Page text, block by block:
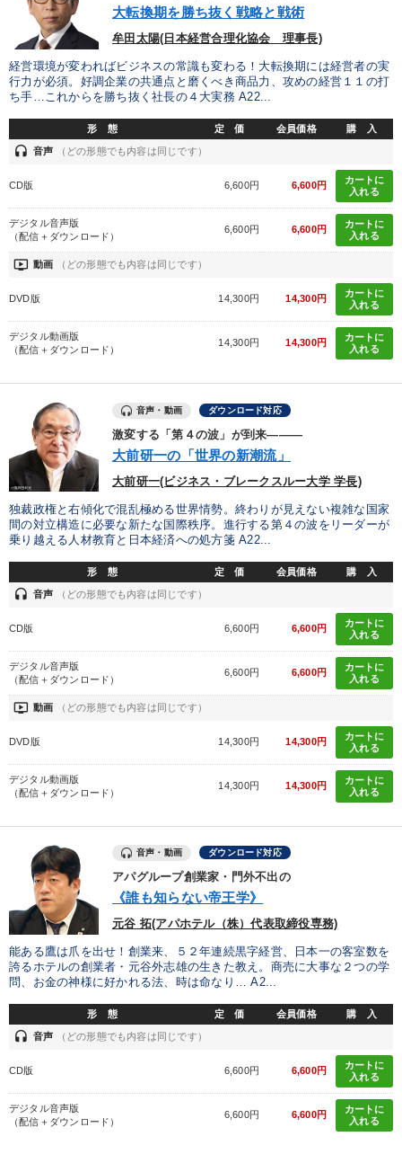
大転換期を勝ち抜く戦略と戦術
牟田太陽(日本経営合理化協会 理事長)
経営環境が変わればビジネスの常識も変わる！大転換期には経営者の実
行力が必須。好調企業の共通点と磨くべき商品力、攻めの経営１１の打
ち手…これからを勝ち抜く社長の４大実務 A22...
形 態 定 価 会員価格 購 入
headset 音声 （どの形態でも内容は同じです）
CD版 6,600円 6,600円
カートに
入れる
デジタル音声版
（配信＋ダウンロード）
6,600円 6,600円
カートに
入れる
ondemand_video 動画 （どの形態でも内容は同じです）
DVD版 14,300円 14,300円
カートに
入れる
デジタル動画版
（配信＋ダウンロード）
14,300円 14,300円
カートに
入れる
音声・動画 ダウンロード対応
激変する「第４の波」が到来―――
大前研一の「世界の新潮流」
大前研一(ビジネス・ブレークスルー大学 学長)
独裁政権と右傾化で混乱極める世界情勢。終わりが見えない複雑な国家
間の対立構造に必要な新たな国際秩序。進行する第４の波をリーダーが
乗り越える人材教育と日本経済への処方箋 A22...
形 態 定 価 会員価格 購 入
headset 音声 （どの形態でも内容は同じです）
CD版 6,600円 6,600円
カートに
入れる
デジタル音声版
（配信＋ダウンロード）
6,600円 6,600円
カートに
入れる
ondemand_video 動画 （どの形態でも内容は同じです）
DVD版 14,300円 14,300円
カートに
入れる
デジタル動画版
（配信＋ダウンロード）
14,300円 14,300円
カートに
入れる
音声・動画 ダウンロード対応
アパグループ創業家・門外不出の
《誰も知らない帝王学》
元谷 拓(アパホテル（株）代表取締役専務)
能ある鷹は爪を出せ！創業来、５２年連続黒字経営、日本一の客室数を
誇るホテルの創業者・元谷外志雄の生きた教え。商売に大事な２つの学
問、お金の神様に好かれる法、時は命なり… A2...
形 態 定 価 会員価格 購 入
headset 音声 （どの形態でも内容は同じです）
CD版 6,600円 6,600円
カートに
入れる
デジタル音声版
（配信＋ダウンロード）
6,600円 6,600円
カートに
入れる